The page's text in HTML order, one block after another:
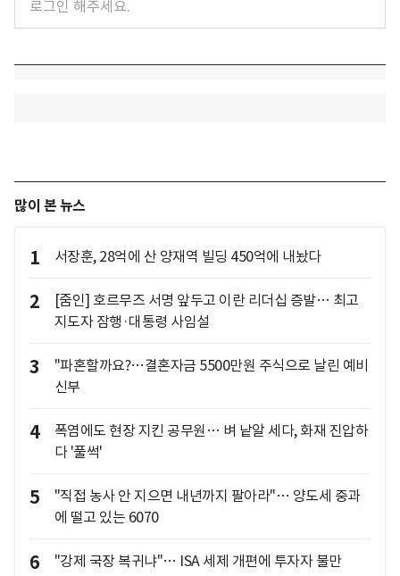
많이 본 뉴스
1 서장훈, 28억에 산 양재역 빌딩 450억에 내놨다
2
[줌인] 호르무즈 서명 앞두고 이란 리더십 증발… 최고
지도자 잠행·대통령 사임설
3
"파혼할까요?…결혼자금 5500만원 주식으로 날린 예비
신부
4
폭염에도 현장 지킨 공무원… 벼 낱알 세다, 화재 진압하
다 '풀썩'
5
"직접 농사 안 지으면 내년까지 팔아라"… 양도세 중과
에 떨고 있는 6070
6 "강제 국장 복귀냐"… ISA 세제 개편에 투자자 불만